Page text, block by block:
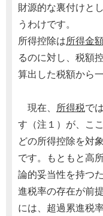
財源的な裏付けと
うわけです。
所得控除は所得金
るのに対し、税額
算出した税額から
現在、 所得税で
す（注１）が、こ
どの所得控除を対
です。もともと高
論的妥当性を持つ
進税率の存在が前
には、超過累進税